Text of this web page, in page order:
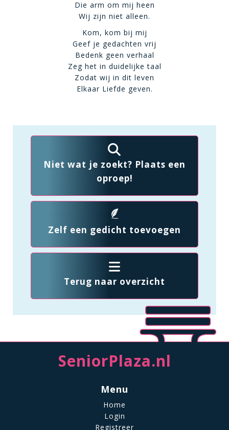
Die arm om mij heen
Wij zijn niet alleen.
Kom, kom bij mij
Geef je gedachten vrij
Bedenk geen verhaal
Zeg het in duidelijke taal
Zodat wij in dit leven
Elkaar Liefde geven.
Niet wat je zoekt? Plaats een
oproep!
Zelf een gedicht toevoegen
Terug naar overzicht
SeniorPlaza.nl
Menu
Home
Login
Registreer